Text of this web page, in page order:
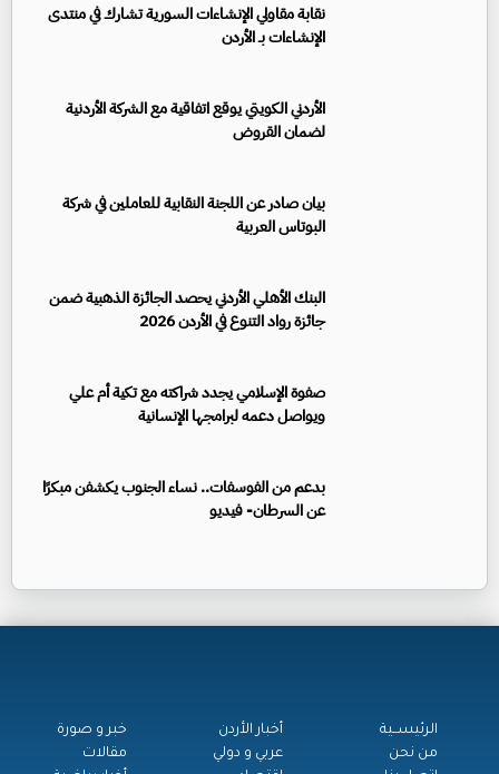
نقابة مقاولي الإنشاءات السورية تشارك في منتدى
الإنشاءات بـ الأردن
الأردني الكويتي يوقع اتفاقية مع الشركة الأردنية
لضمان القروض
بيان صادر عن اللجنة النقابية للعاملين في شركة
البوتاس العربية
البنك الأهلي الأردني يحصد الجائزة الذهبية ضمن
جائزة رواد التنوع في الأردن 2026
صفوة الإسلامي يجدد شراكته مع تكية أم علي
ويواصل دعمه لبرامجها الإنسانية
بدعم من الفوسفات.. نساء الجنوب يكشفن مبكرًا
عن السرطان- فيديو
الرئيســية
من نحن
أخبار الأردن
عربي و دولي
خبر و صورة
مقالات